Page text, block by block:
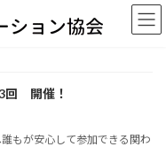
回 開催！
もが安心して参加できる関わ